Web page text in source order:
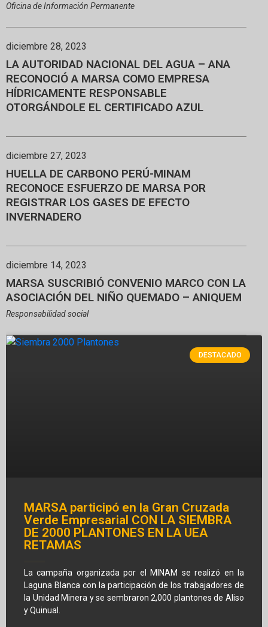
Oficina de Información Permanente
diciembre 28, 2023
LA AUTORIDAD NACIONAL DEL AGUA – ANA
RECONOCIÓ A MARSA COMO EMPRESA
HÍDRICAMENTE RESPONSABLE
OTORGÁNDOLE EL CERTIFICADO AZUL
diciembre 27, 2023
HUELLA DE CARBONO PERÚ-MINAM
RECONOCE ESFUERZO DE MARSA POR
REGISTRAR LOS GASES DE EFECTO
INVERNADERO
diciembre 14, 2023
MARSA SUSCRIBIÓ CONVENIO MARCO CON LA
ASOCIACIÓN DEL NIÑO QUEMADO – ANIQUEM
Responsabilidad social
DESTACADO
MARSA participó en la Gran Cruzada
Verde Empresarial CON LA SIEMBRA
DE 2000 PLANTONES EN LA UEA
RETAMAS
La campaña organizada por el MINAM se realizó en la
Laguna Blanca con la participación de los trabajadores de
la Unidad Minera y se sembraron 2,000 plantones de Aliso
y Quinual.